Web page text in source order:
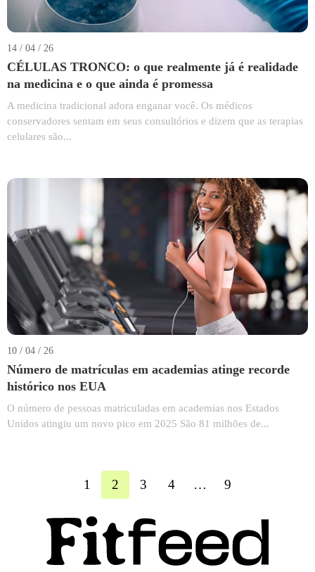
14 / 04 / 26
CÉLULAS TRONCO: o que realmente já é realidade
na medicina e o que ainda é promessa
A medicina tradicional adora enganar você. Os médicos
conservadores sentam em seus consultórios e dizem que as terapias
celulares são...
10 / 04 / 26
Número de matrículas em academias atinge recorde
histórico nos EUA
O número de pessoas matriculadas em academias nos Estados
Unidos atingiu um novo pico em 2025 São 81 milhões de...
1 2 3 4 … 9